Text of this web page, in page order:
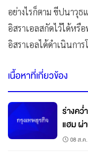
อย่างไรก็ตาม ขีปนาวุ
อิสราเอลสกัดไว้ได้ห
อิสราเอลได้ดำเนินกา
เนื้อหาที่เกี่ยวข้อง
ร่างคว่
แฮม ผ่
08 ส.ค